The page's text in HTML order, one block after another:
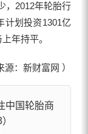
2012年轮胎行
计划投资1301亿
年持平。
源：新财富网 ）
中国轮胎商